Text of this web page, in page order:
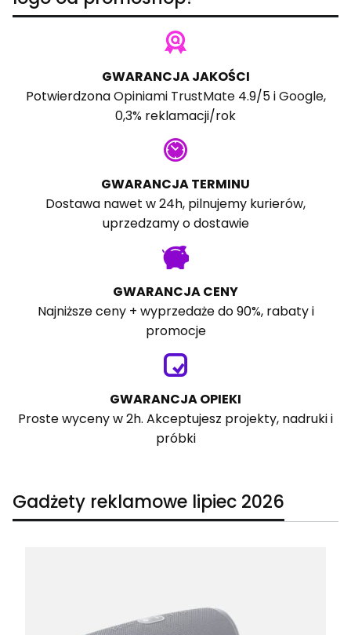
GWARANCJA JAKOŚCI
PotwierdzonaOpiniami TrustMate4.9/5 iGoogle,
0,3% reklamacji/rok
GWARANCJA TERMINU
Dostawa nawet w 24h, pilnujemy kurierów,
uprzedzamy o dostawie
GWARANCJA CENY
Najniższe ceny + wyprzedaże do 90%, rabaty i
promocje
GWARANCJA OPIEKI
Proste wyceny w 2h. Akceptujesz projekty, nadruki i
próbki
Gadżety reklamowe lipiec 2026